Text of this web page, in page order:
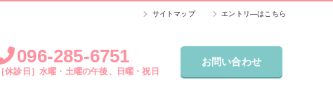
096-285-6751
［休診日］水曜・土曜の午後、日曜・祝日
サイトマップ エントリ―はこちら
お問い合わせ